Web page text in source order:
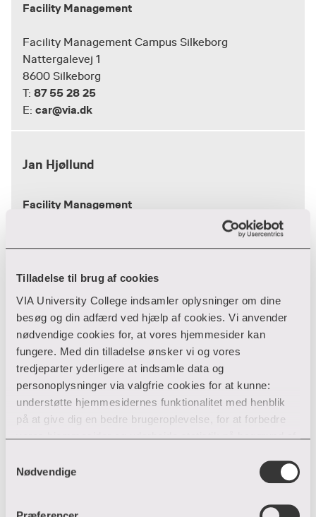
Tilladelse til brug af cookies
VIA University College indsamler oplysninger om dine
besøg og din adfærd ved hjælp af cookies. Vi anvender
nødvendige cookies for, at vores hjemmesider kan
fungere. Med din tilladelse ønsker vi og vores
tredjeparter yderligere at indsamle data og
personoplysninger via valgfrie cookies for at kunne:
understøtte hjemmesidernes funktionalitet med henblik
på at give dig en bedre brugeroplevelse, for at forbedre
vores hjemmesider og udarbejde statistik på baggrund af
hjemmesider og sociale netværk.
Du kan til enhver tid til- og fravælge cookies eller trække
Nødvendige
Facility Management
Facility Management Campus Silkeborg
Nattergalevej 1
8600 Silkeborg
T: 87 55 28 25
E: car@via.dk
Jan Hjøllund
Facility Management
8600 Silkeborg
E: jahj@via.dk
Karsten Kildehøj
Facility Management
8600 Silkeborg